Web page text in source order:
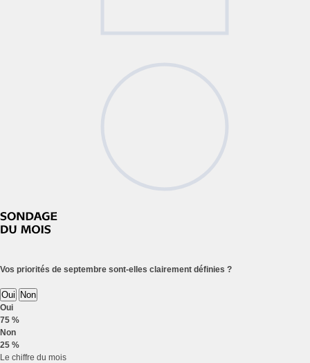
Vos priorités de septembre sont-elles clairement définies ?
Oui Non
Oui
75 %
Non
25 %
Le chiffre du mois